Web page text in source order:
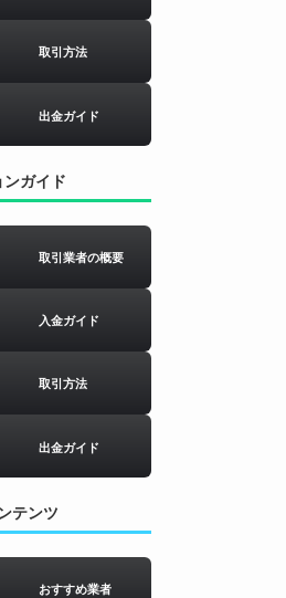
取引方法
出金ガイド
ガイド
取引業者の概要
入金ガイド
取引方法
出金ガイド
テンツ
おすすめ業者